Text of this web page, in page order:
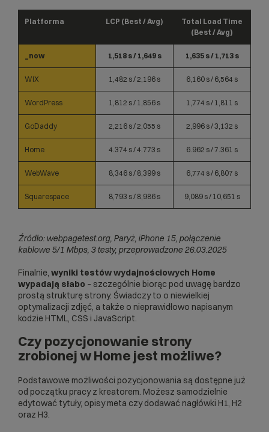
Platforma LCP (Best / Avg)
Total Load Time
(Best / Avg)
_now 1,518 s / 1,649 s 1,635 s / 1,713 s
WIX 1,482 s / 2,196 s 6,160 s / 6,564 s
WordPress 1,812 s / 1,856 s 1,774 s / 1,811 s
GoDaddy 2,216 s / 2,055 s 2,996 s / 3,132 s
Home 4.374 s / 4.773 s 6.962 s / 7.361 s
WebWave 8,346 s / 8,399 s 6,774 s / 6,807 s
Squarespace 8,793 s / 8,986 s 9,089 s / 10,651 s
Źródło: webpagetest.org, Paryż, iPhone 15, połączenie
kablowe 5/1 Mbps, 3 testy, przeprowadzone 26.03.2025
Finalnie, wyniki testów wydajnościowych Home
wypadają słabo – szczególnie biorąc pod uwagę bardzo
prostą strukturę strony. Świadczy to o niewielkiej
optymalizacji zdjęć, a także o nieprawidłowo napisanym
kodzie HTML, CSS i JavaScript.
Czy pozycjonowanie strony
zrobionej w Home jest możliwe?
Podstawowe możliwości pozycjonowania są dostępne już
od początku pracy z kreatorem. Możesz samodzielnie
edytować tytuły, opisy meta czy dodawać nagłówki H1, H2
oraz H3.